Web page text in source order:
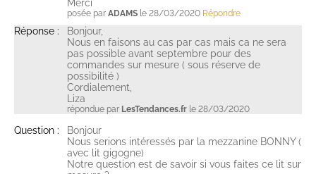
Merci
posée par ADAMS le 28/03/2020 Répondre
Réponse :
Bonjour,
Nous en faisons au cas par cas mais ca ne sera
pas possible avant septembre pour des
commandes sur mesure ( sous réserve de
possibilité )
Cordialement,
Liza
répondue par LesTendances.fr le 28/03/2020
Question :
Bonjour
Nous serions intéressés par la mezzanine BONNY (
avec lit gigogne)
Notre question est de savoir si vous faites ce lit sur